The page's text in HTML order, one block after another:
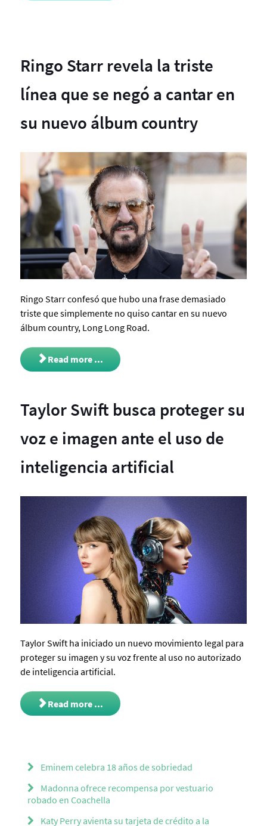
Ringo Starr revela la triste
línea que se negó a cantar en
su nuevo álbum country
Ringo Starr confesó que hubo una frase demasiado
triste que simplemente no quiso cantar en su nuevo
álbum country, Long Long Road.
Read more ...
Taylor Swift busca proteger su
voz e imagen ante el uso de
inteligencia artificial
Taylor Swift ha iniciado un nuevo movimiento legal para
proteger su imagen y su voz frente al uso no autorizado
de inteligencia artificial.
Read more ...
Eminem celebra 18 años de sobriedad
Madonna ofrece recompensa por vestuario
robado en Coachella
Katy Perry avienta su tarjeta de crédito a la